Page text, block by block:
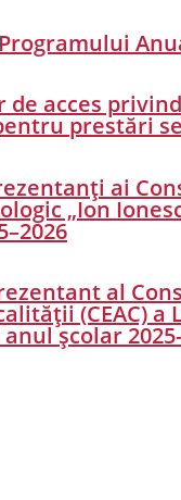
acces
prestări
ai
„Ion
al
(CEAC) a
școlar